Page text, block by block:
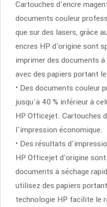
Cartouches d'encre
documents couleur
que sur des lasers, grâce
encres HP d'origine sont
imprimer des documents
avec des papiers portant
• Des documents couleur
jusqu'à 40 % inférieur à
HP Officejet. Cartouches
l'impression économique.
• Des résultats
HP Officejet d'origine
documents à séchage
utilisez des papiers
technologie HP facilite le